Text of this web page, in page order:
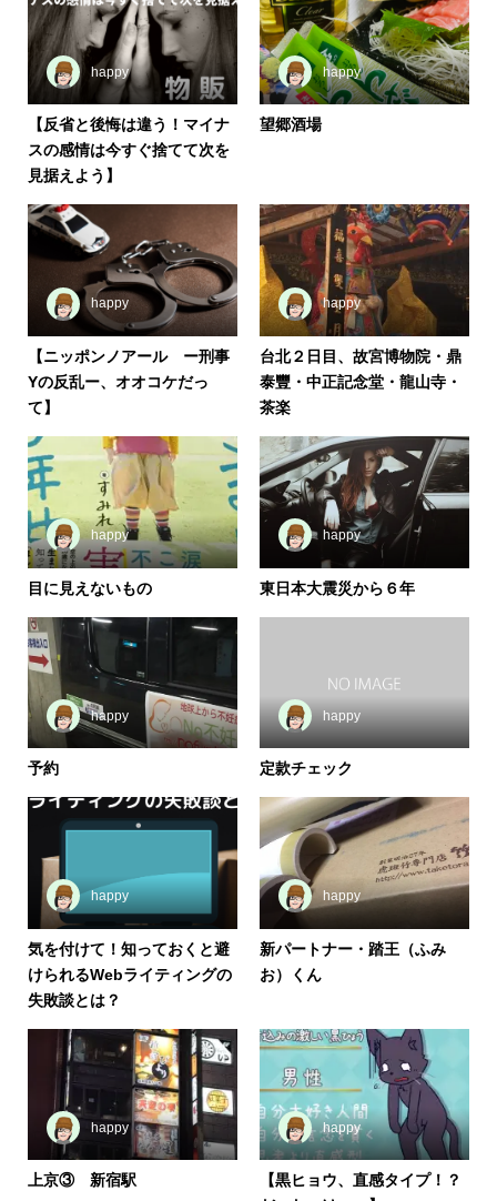
happy
【反省と後悔は違う！マイナ
スの感情は今すぐ捨てて次を
見据えよう】
happy
望郷酒場
happy
【ニッポンノアール ー刑事
Yの反乱ー、オオコケだっ
て】
happy
台北２日目、故宮博物院・鼎
泰豐・中正記念堂・龍山寺・
茶楽
happy
目に見えないもの
happy
東日本大震災から６年
happy
予約
happy
定款チェック
happy
気を付けて！知っておくと避
けられるWebライティングの
失敗談とは？
happy
新パートナー・踏王（ふみ
お）くん
happy
上京③ 新宿駅
happy
【黒ヒョウ、直感タイプ！？